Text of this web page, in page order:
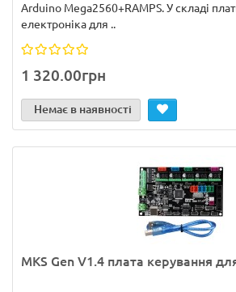
Arduino Mega2560+RAMPS. У складі
електроніка для ..
1 320.00грн
Немає в наявності
MKS Gen V1.4 плата керування